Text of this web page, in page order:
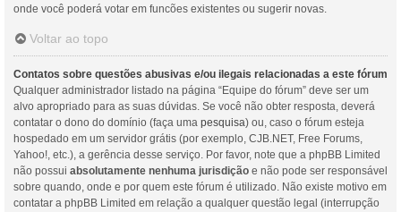
onde você poderá votar em funcões existentes ou sugerir novas.
Voltar ao topo
Contatos sobre questões abusivas e/ou ilegais relacionadas a este fórum
Qualquer administrador listado na página “Equipe do fórum” deve ser um
alvo apropriado para as suas dúvidas. Se você não obter resposta, deverá
contatar o dono do domínio (faça uma pesquisa) ou, caso o fórum esteja
hospedado em um servidor grátis (por exemplo, CJB.NET, Free Forums,
Yahoo!, etc.), a gerência desse serviço. Por favor, note que a phpBB Limited
não possui absolutamente nenhuma jurisdição e não pode ser responsável
sobre quando, onde e por quem este fórum é utilizado. Não existe motivo em
contatar a phpBB Limited em relação a qualquer questão legal (interrupção